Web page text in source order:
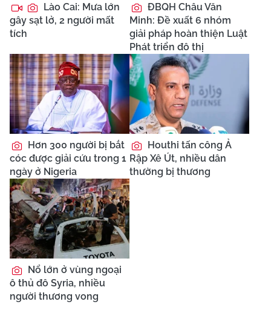
Lào Cai: Mưa lớn
gây sạt lở, 2 người mất
tích
ĐBQH Châu Văn
Minh: Đề xuất 6 nhóm
giải pháp hoàn thiện Luật
Phát triển đô thị
Hơn 300 người bị bắt
cóc được giải cứu trong 1
ngày ở Nigeria
Houthi tấn công Ả
Rập Xê Út, nhiều dân
thường bị thương
Nổ lớn ở vùng ngoại
ô thủ đô Syria, nhiều
người thương vong